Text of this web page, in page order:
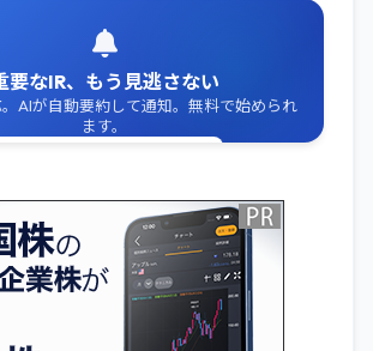
要なIR、もう見逃さない
AIが自動要約して通知。無料で始められ
ます。